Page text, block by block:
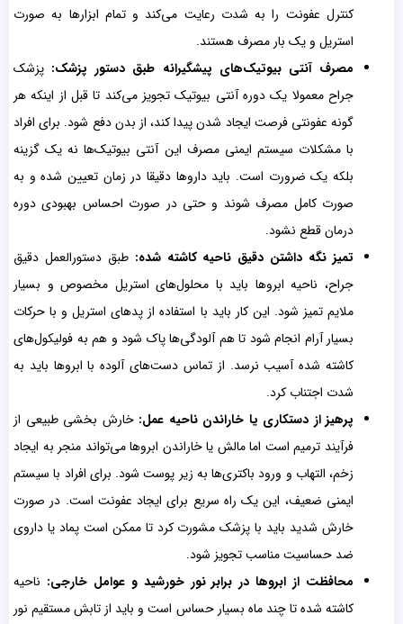
کنترل عفونت را به شدت رعایت می‌کند و تمام ابزارها به صورت
استریل و یک بار مصرف هستند.
مصرف آنتی بیوتیک‌های پیشگیرانه طبق دستور پزشک: پزشک
جراح معمولا یک دوره آنتی بیوتیک تجویز می‌کند تا قبل از اینکه هر
گونه عفونتی فرصت ایجاد شدن پیدا کند، از بدن دفع شود. برای افراد
با مشکلات سیستم ایمنی مصرف این آنتی بیوتیک‌ها نه یک گزینه
بلکه یک ضرورت است. باید داروها دقیقا در زمان تعیین شده و به
صورت کامل مصرف شوند و حتی در صورت احساس بهبودی دوره
درمان قطع نشود.
تمیز نگه داشتن دقیق ناحیه کاشته شده: طبق دستورالعمل دقیق
جراح، ناحیه ابروها باید با محلول‌های استریل مخصوص و بسیار
ملایم تمیز شود. این کار باید با استفاده از پدهای استریل و با حرکات
بسیار آرام انجام شود تا هم آلودگی‌ها پاک شود و هم به فولیکول‌های
کاشته شده آسیب نرسد. از تماس دست‌های آلوده با ابروها باید به
شدت اجتناب کرد.
پرهیز از دستکاری یا خاراندن ناحیه عمل: خارش بخشی طبیعی از
فرآیند ترمیم است اما مالش یا خاراندن ابروها می‌تواند منجر به ایجاد
زخم، التهاب و ورود باکتری‌ها به زیر پوست شود. برای افراد با سیستم
ایمنی ضعیف، این یک راه سریع برای ایجاد عفونت است. در صورت
خارش شدید باید با پزشک مشورت کرد تا ممکن است پماد یا داروی
ضد حساسیت مناسب تجویز شود.
محافظت از ابروها در برابر نور خورشید و عوامل خارجی: ناحیه
کاشته شده تا چند ماه بسیار حساس است و باید از تابش مستقیم نور